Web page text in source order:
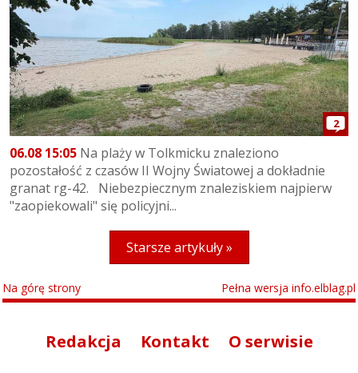
2
06.08 15:05 Na plaży w Tolkmicku znaleziono
pozostałość z czasów II Wojny Światowej a dokładnie
granat rg-42. Niebezpiecznym znaleziskiem najpierw
"zaopiekowali" się policyjni...
Starsze artykuły »
Na górę strony Pełna wersja info.elblag.pl
Redakcja Kontakt
O serwisie